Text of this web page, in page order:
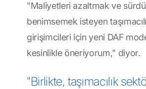
"Maliyetleri azaltmak ve
benimsemek isteyen
girişimcileri için yeni DAF
kesinlikle öneriyorum," diyor.
"Birlikte, taşımacılık